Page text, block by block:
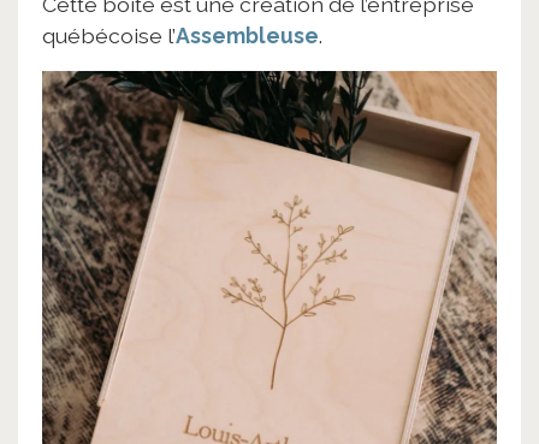
québécoise l’Assembleuse.